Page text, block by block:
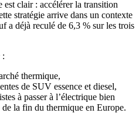
est clair : accélérer la transition
stratégie arrive dans un contexte
a déjà reculé de 6,3 % sur les trois
:
thermique,
de SUV essence et diesel,
à passer à l’électrique bien
la fin du thermique en Europe.